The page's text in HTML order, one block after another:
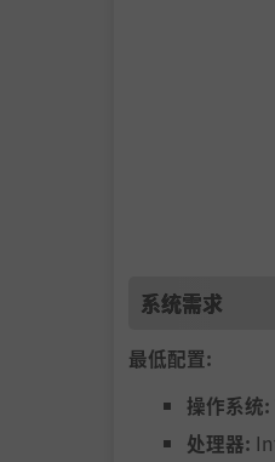
系统需求
最低配置:
操作系统:
处理器: